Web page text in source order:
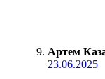
Артем
23.06.2025